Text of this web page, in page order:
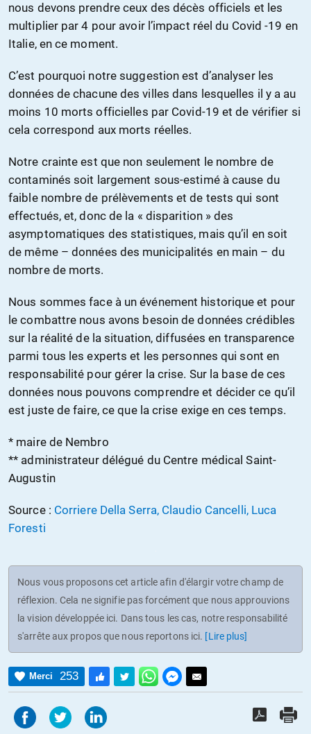
nous devons prendre ceux des décès officiels et les
multiplier par 4 pour avoir l’impact réel du Covid -19 en
Italie, en ce moment.
C’est pourquoi notre suggestion est d’analyser les
données de chacune des villesdans lesquelles il y a au
moins 10 morts officielles par Covid-19 et de vérifier si
cela correspond aux morts réelles.
Notre crainte est que non seulement le nombre de
contaminés soit largement sous-estimé à cause du
faible nombre de prélèvements et de tests qui sont
effectués, et, donc de la « disparition » des
asymptomatiques des statistiques, mais qu’il en soit
de même– données des municipalités en main – du
nombre de morts.
Nous sommes face à un événement historique et pour
le combattre nous avons besoin de données crédibles
sur la réalité de la situation, diffusées en transparence
parmi tous les experts et les personnes quisont en
responsabilité pour gérer la crise. Sur la base de ces
données nous pouvons comprendre et décider ce qu’il
est juste de faire, ce que la crise exige en ces temps.
* maire de Nembro
** administrateur délégué du Centre médical Saint-
Augustin
Source : Corriere Della Serra, Claudio Cancelli, Luca
Foresti
Nous vous proposons cet article afin d'élargir votre champ de
réflexion. Cela ne signifie pas forcément que nous approuvions
la vision développée ici. Dans tous les cas, notre responsabilité
s'arrête aux propos que nous reportons ici. [Lire plus]
Merci 253